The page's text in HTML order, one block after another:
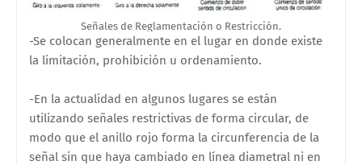
Señales de Reglamentación o Restricción.
-Se colocan generalmente en el lugar en donde existe
la limitación, prohibición u ordenamiento.
-En la actualidad en algunos lugares se están
utilizando señales restrictivas de forma circular, de
modo que el anillo rojo forma la circunferencia de la
señal sin que haya cambiado en línea diametral ni en